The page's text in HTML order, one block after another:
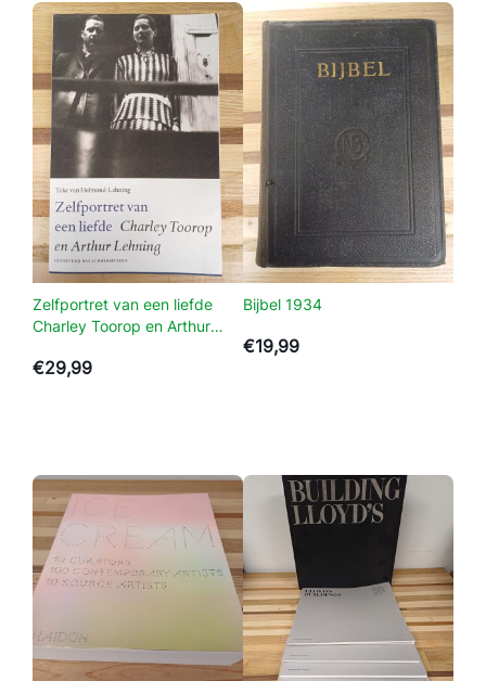
c
–
C
.
F
.
v
n
a
m
–
a
n
M
e
n
a
a
Zelfportret van een liefde
Charley Toorop en Arthur
€29,99
Bijbel 1934
€19,99